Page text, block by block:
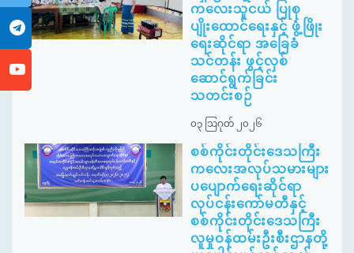
ကလေးသူငယ် ပြုစု
ပျိုးထောင်ရေးနှင့် ဖွံ့ဖြိုး
ရေးဆိုင်ရာ အခြေခံ
သင်တန်း ဖွင့်လှစ်
ဆောင်ရွက်ခြင်း
သတင်းစဉ်
၀၃ ဩဂုတ် ၂၀၂၆
စစ်ကိုင်းတိုင်းဒေသကြီး
ကလေးအလုပ်သမားများ
ပပျောက်ရေးဆိုင်ရာ
လုပ်ငန်းကော်မတီနှင့်
စစ်ကိုင်းတိုင်းဒေသကြီး
လူမှုဝန်ထမ်းဦးစီးဌာနတို့